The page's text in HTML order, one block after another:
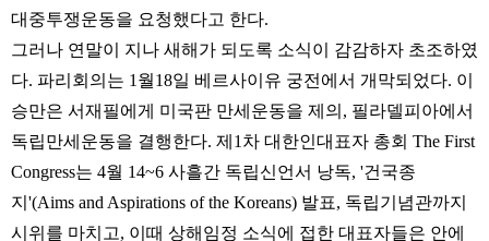
대중투쟁운동을 요청했다고 한다.
그러나 연말이 지나 새해가 되도록 소식이 감감하자 초조하였
다. 파리회의는 1월18일 베르사이유 궁전에서 개막되었다. 이
승만은 서재필에게 미국판 만세운동을 제의, 필라델피아에서
독립만세운동을 결행한다. 제1차 대한인대표자 총회 The First
Congress는 4월 14~6 사흘간 독립신언서 낭독, '건국종
지'(Aims and Aspirations of the Koreans) 발표, 독립기념관까지
시위를 마치고, 이때 상해임정 소식에 접한 대표자들은 안에